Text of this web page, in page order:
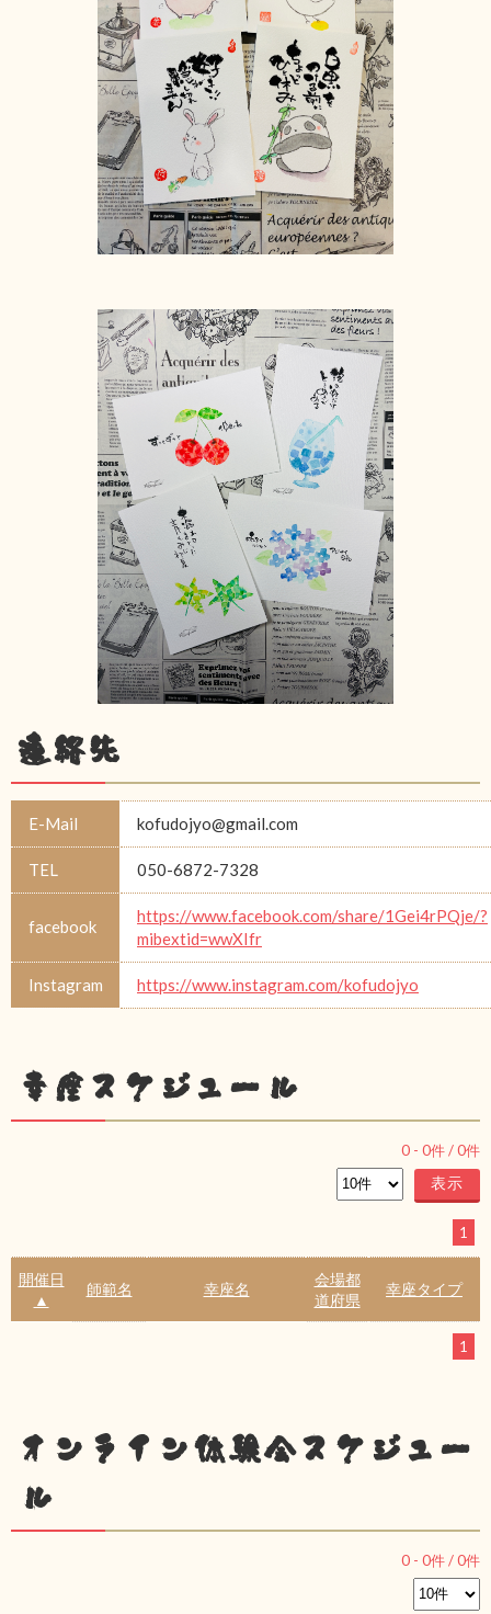
連絡先
E-Mail kofudojyo@gmail.com
TEL 050-6872-7328
facebook
https://www.facebook.com/share/1Gei4rPQje/?
mibextid=wwXIfr
Instagram https://www.instagram.com/kofudojyo
幸座スケジュール
0 - 0件 /0件
1
開催日
▲
師範名 幸座名
会場都
道府県
幸座タイプ
1
オンライン体験会スケジュー
ル
0 - 0件 /0件